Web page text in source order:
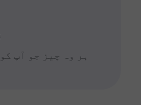
ہر وہ چیز جو آپ